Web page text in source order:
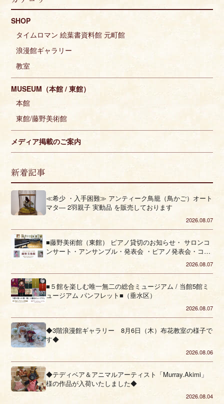
SHOP
タイムロマン 絵葉書資料館 元町館
浪漫館ギャラリー
教室
MUSEUM（本館 / 東館）
本館
東館/藤野美術館
メディア掲載のご案内
新着記事
≪希少 ・入手困難≫ アンティーク鳥籠（鳥かご）オート
マタ― 2羽親子 実動品 を販売しております
2026.08.07
■藤野美術館（東館） ピアノ貸切のお知らせ・ サロンコ
ンサート・アンサンブル・発表会 ・ピアノ発表会・コー
2026.08.07
■５館を楽しむ唯一無二の総合ミュージアム / 当館5館ミ
ュージアム パンフレット■（垂水区）
2026.08.07
◆3階浪漫館ギャラリー 8月6日（木）布花教室の様子で
す◆
2026.08.06
◆テディベア＆アニマルアーティスト「Murray.Akimi」
様の作品が入荷いたしました◆
2026.08.04